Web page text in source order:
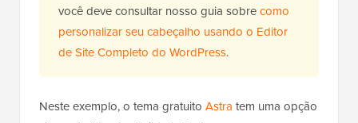
você deve consultar nosso guia sobrecomo
personalizar seu cabeçalho usando o Editor
de Site Completo do WordPress.
Neste exemplo, o tema gratuito Astra tem uma opção